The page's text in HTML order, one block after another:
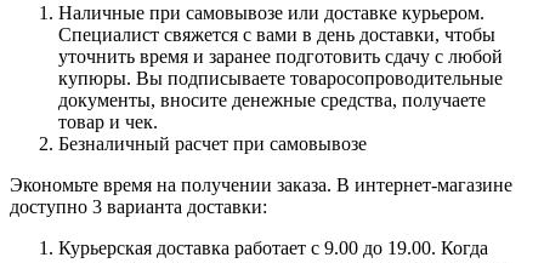
Наличные при самовывозе или доставке курьером.
Специалист свяжется с вами в день доставки, чтобы
уточнить время и заранее подготовить сдачу с любой
купюры. Вы подписываете товаросопроводительные
документы, вносите денежные средства, получаете
товар и чек.
Безналичный расчет при самовывозе
Экономьте время на получении заказа. В интернет-магазине
доступно 3 варианта доставки:
Курьерская доставка работает с 9.00 до 19.00. Когда